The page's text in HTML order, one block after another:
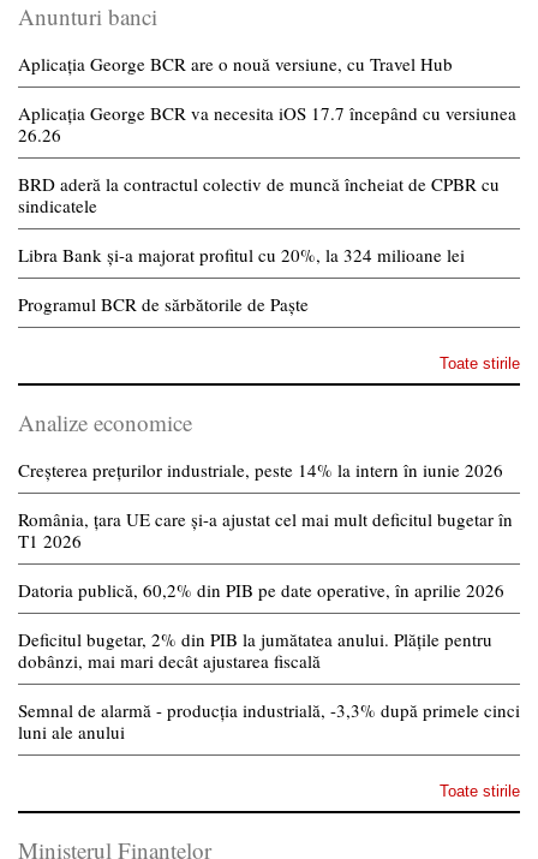
Anunturi banci
Aplicația George BCR are o nouă versiune, cu Travel Hub
Aplicația George BCR va necesita iOS 17.7 începând cu versiunea
26.26
BRD aderă la contractul colectiv de muncă încheiat de CPBR cu
sindicatele
Libra Bank și-a majorat profitul cu 20%, la 324 milioane lei
Programul BCR de sărbătorile de Paște
Toate stirile
Analize economice
Creșterea prețurilor industriale, peste 14% la intern în iunie 2026
România, țara UE care și-a ajustat cel mai mult deficitul bugetar în
T1 2026
Datoria publică, 60,2% din PIB pe date operative, în aprilie 2026
Deficitul bugetar, 2% din PIB la jumătatea anului. Plățile pentru
dobânzi, mai mari decât ajustarea fiscală
Semnal de alarmă - producția industrială, -3,3% după primele cinci
luni ale anului
Toate stirile
Ministerul Finantelor